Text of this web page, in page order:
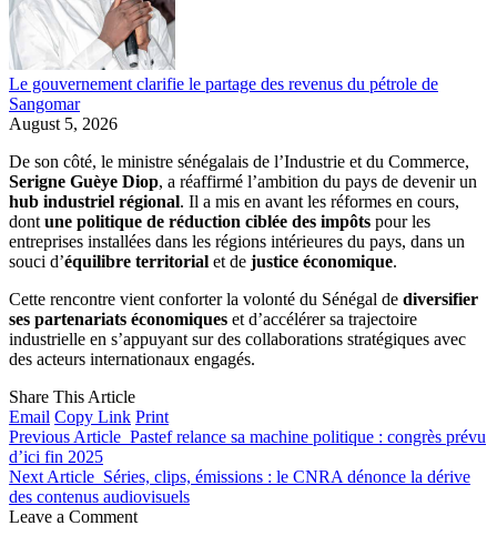
Le gouvernement clarifie le partage des revenus du pétrole de
Sangomar
August 5, 2026
De son côté, le ministre sénégalais de l’Industrie et du Commerce,
Serigne Guèye Diop, a réaffirmé l’ambition du pays de devenir un
hub industriel régional. Il a mis en avant les réformes en cours,
dont une politique de réduction ciblée des impôts pour les
entreprises installées dans les régions intérieures du pays, dans un
souci d’équilibre territorial et de justice économique.
Cette rencontre vient conforter la volonté du Sénégal de diversifier
ses partenariats économiques et d’accélérer sa trajectoire
industrielle en s’appuyant sur des collaborations stratégiques avec
des acteurs internationaux engagés.
Share This Article
Email Copy Link Print
Previous Article Pastef relance sa machine politique : congrès prévu
d’ici fin 2025
Next Article Séries, clips, émissions : le CNRA dénonce la dérive
des contenus audiovisuels
Leave a Comment